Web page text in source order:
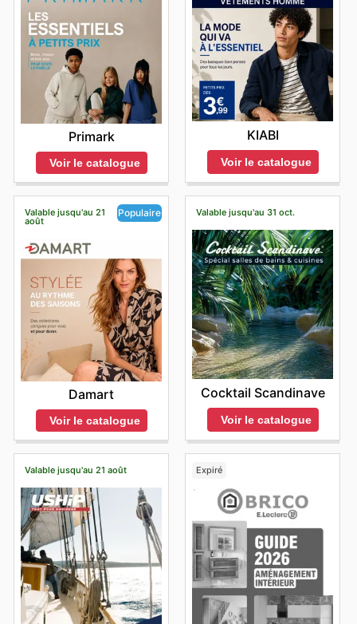
Primark
Voir le catalogue
KIABI
Voir le catalogue
Valable jusqu'au 21
août
Populaire
Damart
Voir le catalogue
Valable jusqu'au 31 oct.
Cocktail Scandinave
Voir le catalogue
Valable jusqu'au 21 août Expiré